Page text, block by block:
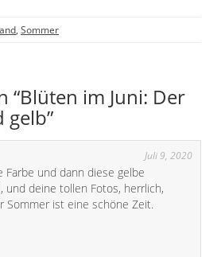
, Sommer
“Blüten im Juni: Der
Juli 9, 2020
Farbe und dann diese gelbe
und deine tollen Fotos, herrlich,
Sommer ist eine schöne Zeit.